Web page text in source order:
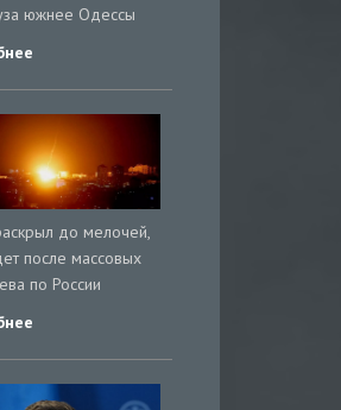
южнее Одессы
до мелочей,
после массовых
по России